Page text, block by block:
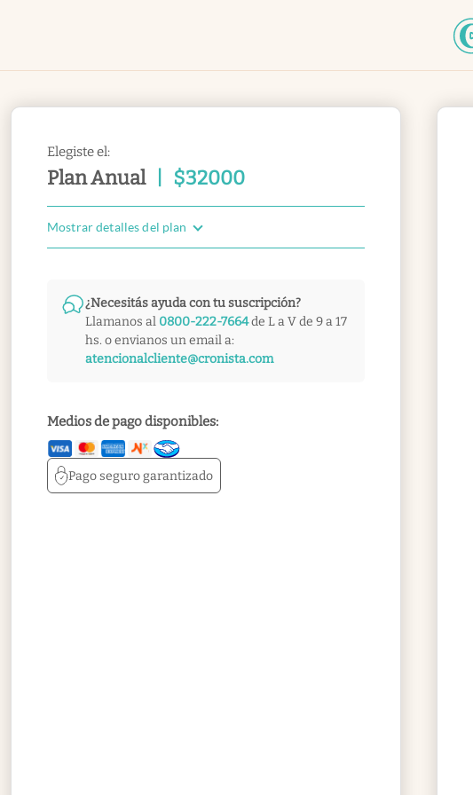
Elegiste el:
Plan Anual $32000
Mostrar detalles del plan
¿Necesitás ayuda con tu suscripción?
Llamanos al 0800-222-7664de L a V de 9 a 17
hs. o envianos un email a:
atencionalcliente@cronista.com
Medios de pago disponibles:
Pago segurogarantizado